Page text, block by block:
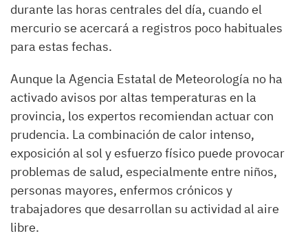
durante las horas centrales del día, cuando el
mercurio se acercará a registros poco habituales
para estas fechas.
Aunque la Agencia Estatal de Meteorología no ha
activado avisos por altas temperaturas en la
provincia, los expertos recomiendan actuar con
prudencia. La combinación de calor intenso,
exposición al sol y esfuerzo físico puede provocar
problemas de salud, especialmente entre niños,
personas mayores, enfermos crónicos y
trabajadores que desarrollan su actividad al aire
libre.